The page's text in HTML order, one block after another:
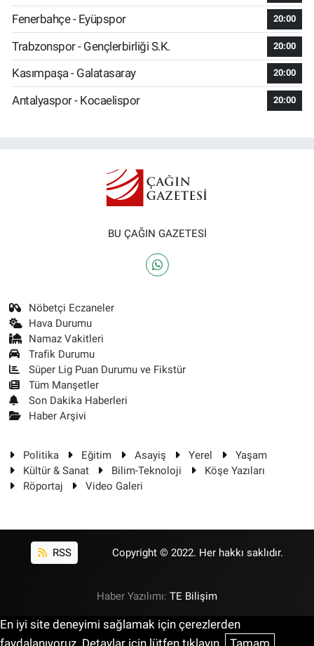
Fenerbahçe - Eyüpspor 20:00
Trabzonspor - Gençlerbirliği S.K. 20:00
Kasımpaşa - Galatasaray 20:00
Antalyaspor - Kocaelispor 20:00
BU ÇAĞIN GAZETESİ
Nöbetçi Eczaneler
Hava Durumu
Namaz Vakitleri
Trafik Durumu
Süper Lig Puan Durumu ve Fikstür
Tüm Manşetler
Son Dakika Haberleri
Haber Arşivi
Politika Eğitim Asayiş Yerel
Yaşam
Kültür & Sanat
Bilim-Teknoloji
Köşe Yazıları
Röportaj
Video Galeri
RSS Copyright © 2022. Her hakkı saklıdır.
Haber Yazılımı: TE Bilişim
En iyi site deneyimi sağlamak için çerezlerden